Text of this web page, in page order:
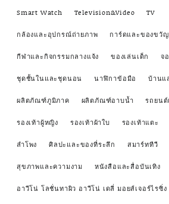
Smart Watch Television&Video TV
กล้องและอุปกรณ์ถ่ายภาพ การ์ดและของขวัญ
กีฬาและกิจกรรมกลางแจ้ง ของเล่นเด็ก จ
ชุดชั้นในและชุดนอน นาฬิกาข้อมือ บ้านแ
ผลิตภัณฑ์ภูมิภาค ผลิตภัณฑ์อาบน้ำ รถยน
รองเท้าผู้หญิง รองเท้าผ้าใบ รองเท้าแตะ
ลำโพง ศิลปะและของที่ระลึก สมาร์ททีวี
สุขภาพและความงาม หนังสือและสื่อบันเทิง
อาวีโน่ โลชั่นทาผิว อาวีโน่ เดลี่ มอยส์เจอร์ไรซิ่ง